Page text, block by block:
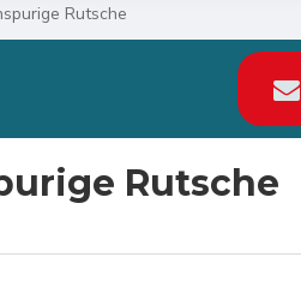
Rutsche
Rutsche